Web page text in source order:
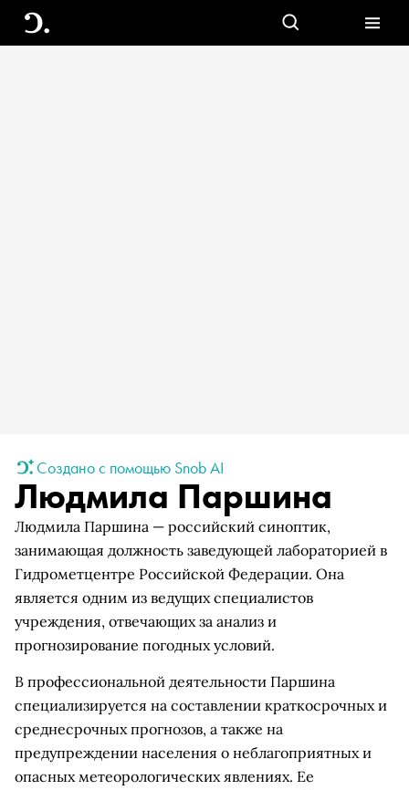
Создано с помощью Snob AI
Людмила Паршина
Людмила Паршина — российский синоптик,
занимающая должность заведующей лабораторией в
Гидрометцентре Российской Федерации. Она
является одним из ведущих специалистов
учреждения, отвечающих за анализ и
прогнозирование погодных условий.
В профессиональной деятельности Паршина
специализируется на составлении краткосрочных и
среднесрочных прогнозов, а также на
предупреждении населения о неблагоприятных и
опасных метеорологических явлениях. Ее